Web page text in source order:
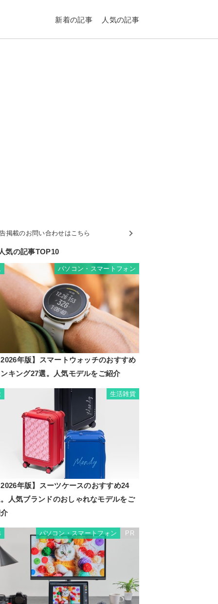
新着の記事 人気の記事
掲載のお問い合わせはこちら
気の記事TOP10
パソコン・スマートフォン
年版】スマートウォッチのおすすめ
キング27選。人気モデルをご紹介
生活雑貨
年版】スーツケースのおすすめ24
人気ブランドのおしゃれなモデルをご
パソコン・スマートフォン PR